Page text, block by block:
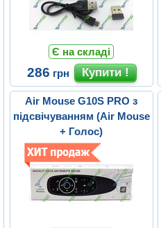
Є на складі
286 грн
Air Mouse G10S PRO з
підсвічуванням (Air Mouse
+ Голос)